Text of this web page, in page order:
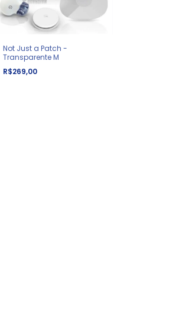
Not Just a Patch -
Transparente M
R$269,00